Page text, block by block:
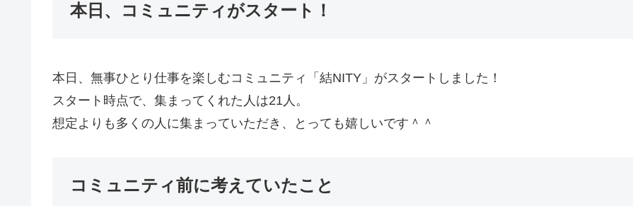
本日、コミュニティがスタート！
本日、無事ひとり仕事を楽しむコミュニティ「結NITY」がスタートしました！
スタート時点で、集まってくれた人は21人。
想定よりも多くの人に集まっていただき、とっても嬉しいです＾＾
コミュニティ前に考えていたこと